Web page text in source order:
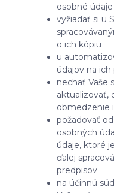
osobné
vyžiadať si u
o ich kópiu
u
údajov na
nechať Vaše
aktualizovať,
obmedzenie
požadovať
osobných
údaje, ktoré
ďalej
predpisov
na účinnú